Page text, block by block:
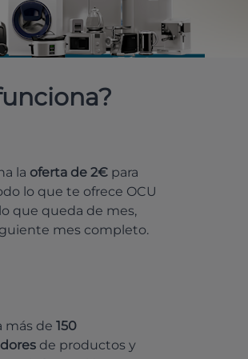
la oferta de 2€ para
lo que te ofrece OCU
que queda de mes,
mes completo.
más de 150
de productos y